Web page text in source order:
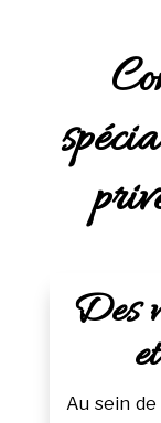
Des
Au sein